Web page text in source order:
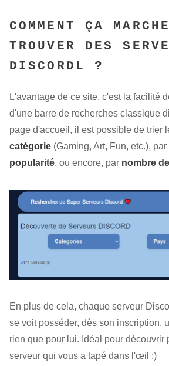
COMMENT ÇA
TROUVER DES
DISCORDL ?
L'avantage de ce site, c'est la facilité
d'une barre de recherches classique
page d'accueil, il est possible de trier
catégorie (Gaming, Art, Fun, etc.), par
popularité, ou encore, par nombre
En plus de cela, chaque serveur
se voit posséder, dès son inscription,
rien que pour lui. Idéal pour découvrir
serveur qui vous a tapé dans l'œil :)